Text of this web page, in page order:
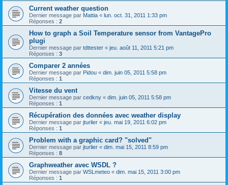
Current weather question
Dernier message par Mattia « lun. oct. 31, 2011 1:33 pm
Réponses : 2
How to graph a Soil Temperature sensor from VantagePro
plugi
Dernier message par tdttester « jeu. août 11, 2011 5:21 pm
Réponses : 3
Comparer 2 années
Dernier message par Pidou « dim. juin 05, 2011 5:58 pm
Réponses : 1
Vitesse du vent
Dernier message par cedkny « dim. juin 05, 2011 5:58 pm
Réponses : 1
Récupération des données avec weather display
Dernier message par jturlier « jeu. mai 19, 2011 6:02 pm
Réponses : 1
Problem with a graphic card? "solved"
Dernier message par jturlier « dim. mai 15, 2011 8:59 pm
Réponses : 8
Graphweather avec WSDL ?
Dernier message par WSLmeteo « dim. mai 15, 2011 3:00 pm
Réponses : 1